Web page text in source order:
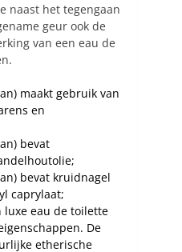
naast het tegengaan
geur ook de
van een eau de
maakt gebruik van
en
bevat
bevat kruidnagel
caprylaat;
luxe eau de toilette
De
etherische